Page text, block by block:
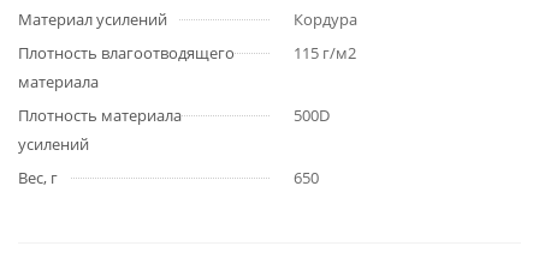
Материал усилений
Кордура
Плотность влагоотводящего
материала
115 г/м2
Плотность материала
усилений
500D
Вес, г 650